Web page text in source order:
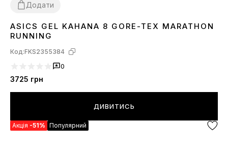
Додати
41 4243 4445
ASICS GEL KAHANA 8 GORE-TEX MARATHON
RUNNING
Код:FKS2355384
0
3725 грн
ДИВИТИСЬ
Акція -51% Популярний